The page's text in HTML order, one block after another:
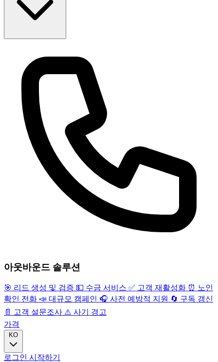
아웃바운드 솔루션
🎯 리드 생성 및 검증 💵 수금 서비스 ✅ 고객 재활성화 ⏰ 노인
확인 전화 📣 대규모 캠페인 🎧 사전 예방적 지원 🔄 구독 갱신
📄
고객 설문조사 ⚠️ 사기 경고
가격
KO
로그인 시작하기